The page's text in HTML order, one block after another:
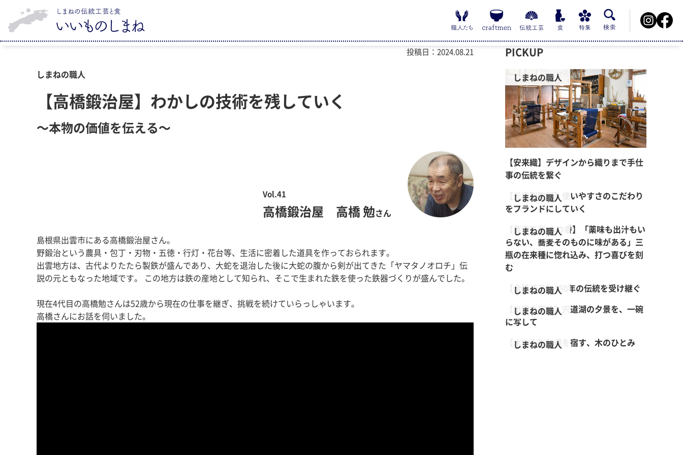
投稿日：2024.08.21
しまねの職人
【高橋鍛治屋】わかしの技術を残していく
～本物の価値を伝える～
Vol.41
高橋鍛治屋 高橋 勉さん
島根県出雲市にある高橋鍛治屋さん。
野鍛治という農具・包丁・刃物・五徳・行灯・花台等、生活に密着した道具を作っておられます。
出雲地方は、古代よりたたら製鉄が盛んであり、大蛇を退治した後に大蛇の腹から剣が出てきた「ヤマタノオロチ」伝
説の元ともなった地域です。 この地方は鉄の産地として知られ、そこで生まれた鉄を使った鉄器づくりが盛んでした。
現在4代目の高橋勉さんは52歳から現在の仕事を継ぎ、挑戦を続けていらっしゃいます。
高橋さんにお話を伺いました。
PICKUP
しまねの職人
【安来織】デザインから織りまで手仕
事の伝統を繋ぐ
しまねの職人
【元重製陶所】使いやすさのこだわり
をブランドにしていく
しまねの職人
【蕎麦工房 木の香】「薬味も出汁もい
らない、蕎麦そのものに味がある」三
瓶の在来種に惚れ込み、打つ喜びを刻
む
しまねの職人
【金鳳酒造】150年の伝統を受け継ぐ
しまねの職人
【出雲本宮焼】宍道湖の夕景を、一碗
に写して
しまねの職人
【木地人形】魂を宿す、木のひとみ